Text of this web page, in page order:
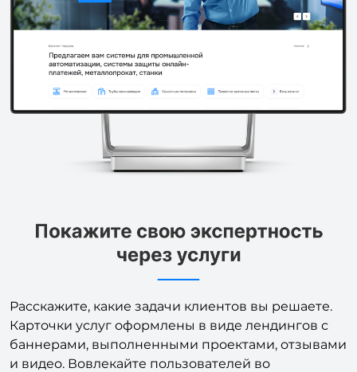
Расскажите, какие задачи клиентов вы решаете.
Карточки услуг оформлены в виде лендингов с
баннерами, выполненными проектами, отзывами
и видео. Вовлекайте пользователей во